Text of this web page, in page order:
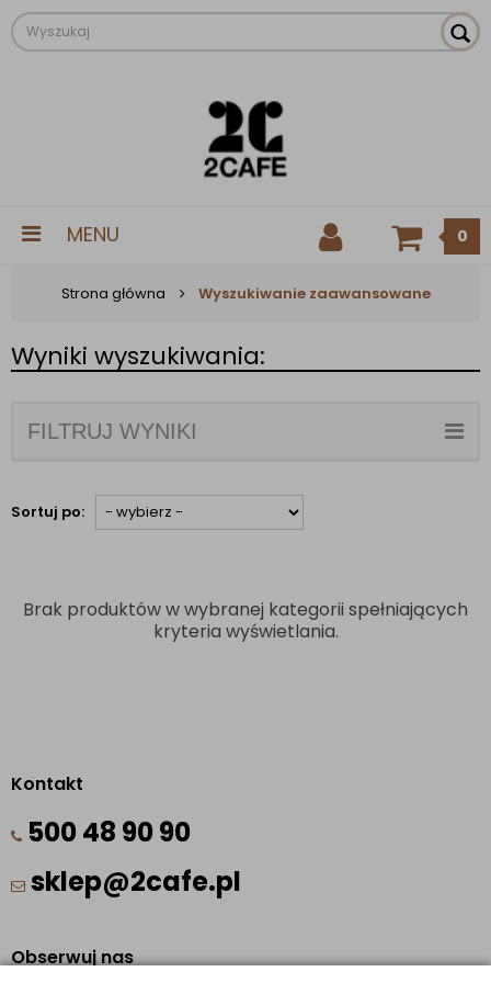
MENU 0
Strona główna Wyszukiwanie zaawansowane
Wyniki wyszukiwania:
FILTRUJ WYNIKI
Sortuj po:
Brak produktów w wybranej kategorii spełniających
kryteria wyświetlania.
Kontakt
500 48 90 90
sklep@2cafe.pl
Obserwuj nas